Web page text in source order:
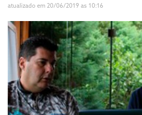
atualizado em 20/06/2019 as 10:16